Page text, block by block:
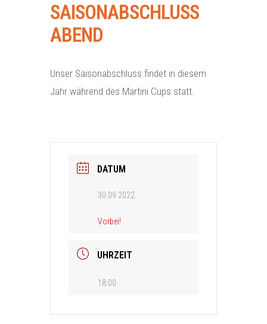
SAISONABSCHLUSS
ABEND
Unser Saisonabschluss findet in diesem
Jahr während des Martini Cups statt.
DATUM
30.09.2022.
Vorbei!
UHRZEIT
18:00